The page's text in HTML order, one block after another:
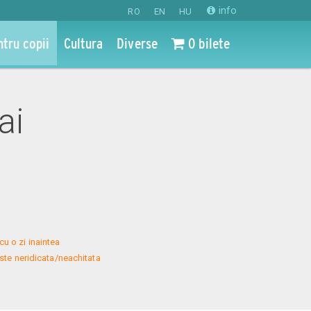
RO EN HU info
copii Cultura Diverse 0 bilete
o zi inaintea
neridicata/neachitata